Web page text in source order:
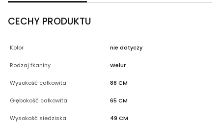
CECHY PRODUKTU
Kolor nie dotyczy
Rodzaj tkaniny Welur
Wysokość całkowita 88 CM
Głębokość całkowita 65 CM
Wysokość siedziska 49 CM